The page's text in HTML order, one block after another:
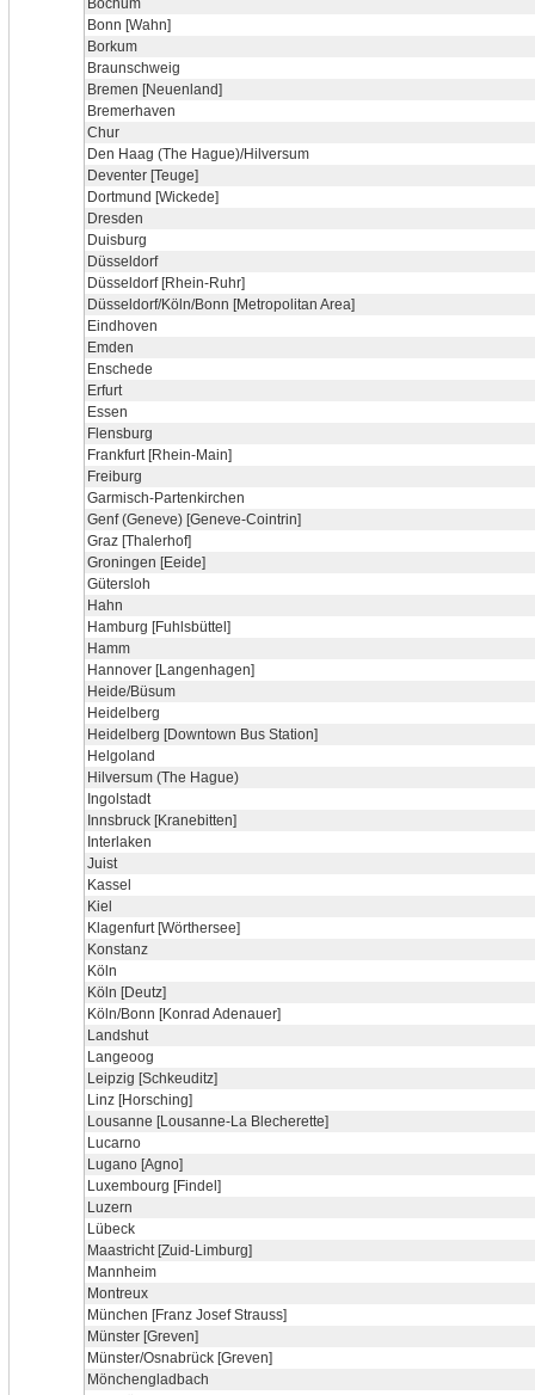
Bochum
Bonn [Wahn]
Borkum
Braunschweig
Bremen [Neuenland]
Bremerhaven
Chur
Den Haag (The Hague)/Hilversum
Deventer [Teuge]
Dortmund [Wickede]
Dresden
Duisburg
Düsseldorf
Düsseldorf [Rhein-Ruhr]
Düsseldorf/Köln/Bonn [Metropolitan Area]
Eindhoven
Emden
Enschede
Erfurt
Essen
Flensburg
Frankfurt [Rhein-Main]
Freiburg
Garmisch-Partenkirchen
Genf (Geneve) [Geneve-Cointrin]
Graz [Thalerhof]
Groningen [Eeide]
Gütersloh
Hahn
Hamburg [Fuhlsbüttel]
Hamm
Hannover [Langenhagen]
Heide/Büsum
Heidelberg
Heidelberg [Downtown Bus Station]
Helgoland
Hilversum (The Hague)
Ingolstadt
Innsbruck [Kranebitten]
Interlaken
Juist
Kassel
Kiel
Klagenfurt [Wörthersee]
Konstanz
Köln
Köln [Deutz]
Köln/Bonn [Konrad Adenauer]
Landshut
Langeoog
Leipzig [Schkeuditz]
Linz [Horsching]
Lousanne [Lousanne-La Blecherette]
Lucarno
Lugano [Agno]
Luxembourg [Findel]
Luzern
Lübeck
Maastricht [Zuid-Limburg]
Mannheim
Montreux
München [Franz Josef Strauss]
Münster [Greven]
Münster/Osnabrück [Greven]
Mönchengladbach